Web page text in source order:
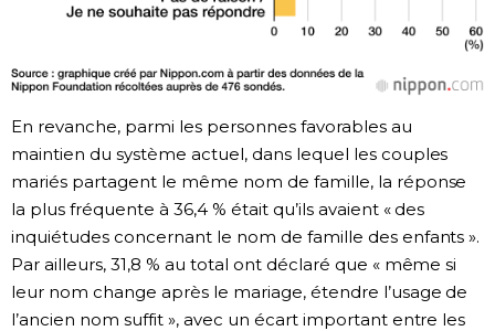
En revanche, parmi les personnes favorables au
maintien du système actuel, dans lequel les couples
mariés partagent le même nom de famille, la réponse
la plus fréquente à 36,4 % était qu’ils avaient « des
inquiétudes concernant le nom de famille des enfants ».
Par ailleurs, 31,8 % au total ont déclaré que « même si
leur nom change après le mariage, étendre l’usage de
l’ancien nom suffit », avec un écart important entre les